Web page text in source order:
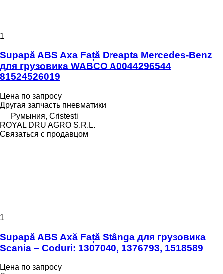
1
Supapă ABS Axa Față Dreapta Mercedes-Benz
для грузовика WABCO A0044296544
81524526019
Цена по запросу
Другая запчасть пневматики
Румыния, Cristesti
ROYAL DRU AGRO S.R.L.
Связаться с продавцом
1
Supapă ABS Axă Față Stânga для грузовика
Scania – Coduri: 1307040, 1376793, 1518589
Цена по запросу